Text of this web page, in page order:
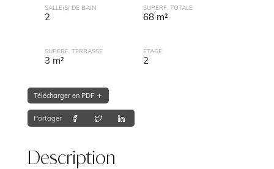
SALLE(S) DE BAIN
2
SUPERF. TOTALE
68 m²
SUPERF. TERRASSE
3 m²
ÉTAGE
2
Télécharger en PDF
Partager
Description